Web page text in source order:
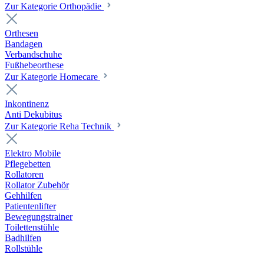
Zur Kategorie Orthopädie
Orthesen
Bandagen
Verbandschuhe
Fußhebeorthese
Zur Kategorie Homecare
Inkontinenz
Anti Dekubitus
Zur Kategorie Reha Technik
Elektro Mobile
Pflegebetten
Rollatoren
Rollator Zubehör
Gehhilfen
Patientenlifter
Bewegungstrainer
Toilettenstühle
Badhilfen
Rollstühle